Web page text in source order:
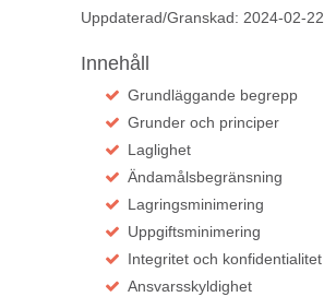
Uppdaterad/Granskad: 2024-02-22
Innehåll
Grundläggande begrepp
Grunder och principer
Laglighet
Ändamålsbegränsning
Lagringsminimering
Uppgiftsminimering
Integritet och konfidentialitet
Ansvarsskyldighet